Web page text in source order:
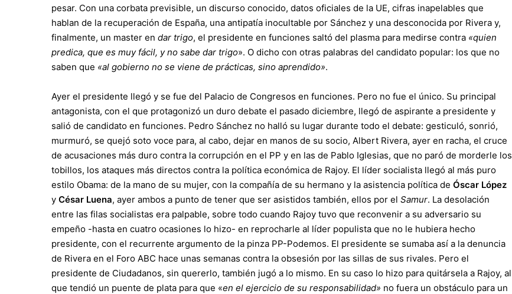
pesar. Con una corbata previsible, un discurso conocido, datos oficiales de la UE, cifras inapelables que
hablan de la recuperación de España, una antipatía inocultable por Sánchez y una desconocida por Rivera y,
finalmente, un master en dar trigo, el presidente en funciones saltó del plasma para medirse contra «quien
predica, que es muy fácil, y no sabe dar trigo». O dicho con otras palabras del candidato popular: los que no
saben que «al gobierno no se viene de prácticas, sino aprendido».
Ayer el presidente llegó y se fue del Palacio de Congresos en funciones. Pero no fue el único. Su principal
antagonista, con el que protagonizó un duro debate el pasado diciembre, llegó de aspirante a presidente y
salió de candidato en funciones. Pedro Sánchez no halló su lugar durante todo el debate: gesticuló, sonrió,
murmuró, se quejó soto voce para, al cabo, dejar en manos de su socio, Albert Rivera, ayer en racha, el cruce
de acusaciones más duro contra la corrupción en el PP y en las de Pablo Iglesias, que no paró de morderle los
tobillos, los ataques más directos contra la política económica de Rajoy. El líder socialista llegó al más puro
estilo Obama: de la mano de su mujer, con la compañía de su hermano y la asistencia política de Óscar López
y César Luena, ayer ambos a punto de tener que ser asistidos también, ellos por el Samur. La desolación
entre las filas socialistas era palpable, sobre todo cuando Rajoy tuvo que reconvenir a su adversario su
empeño -hasta en cuatro ocasiones lo hizo- en reprocharle al líder populista que no le hubiera hecho
presidente, con el recurrente argumento de la pinza PP-Podemos. El presidente se sumaba así a la denuncia
de Rivera en el Foro ABC hace unas semanas contra la obsesión por las sillas de sus rivales. Pero el
presidente de Ciudadanos, sin quererlo, también jugó a lo mismo. En su caso lo hizo para quitársela a Rajoy, al
que tendió un puente de plata para que «en el ejercicio de su responsabilidad» no fuera un obstáculo para un